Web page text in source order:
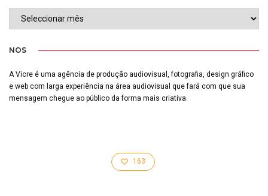
NOS
A Vicre é uma agência de produção audiovisual, fotografia, design gráfico
e web com larga experiência na área audiovisual que fará com que sua
mensagem chegue ao público da forma mais criativa.
163